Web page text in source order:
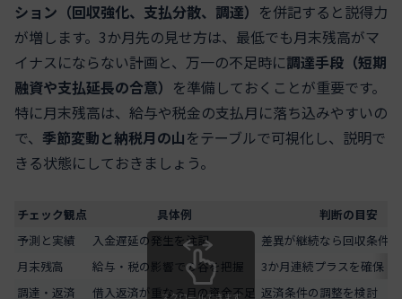
ション（回収強化、支払分散、調達） を併記すると説得力
が増します。3か月先の見せ方は、最低でも月末残高がマ
イナスにならない計画と、万一の不足時に調達手段（短期
融資や支払延長の合意） を準備しておくことが重要です。
特に月末残高は、給与や税金の支払月に落ち込みやすいの
で、 季節変動と納税月の山をテーブルで可視化し、説明で
きる状態にしておきましょう。
チェック観点 具体例
判断の目安
予測と実績
入金遅延の発生を注記
差異が継続なら回収条件
月末残高
給与・税の影響での谷を把握
3か月連続プラスを確保
調達・返済
借入返済が重なる月の資金不足 返済条件の調整を検討